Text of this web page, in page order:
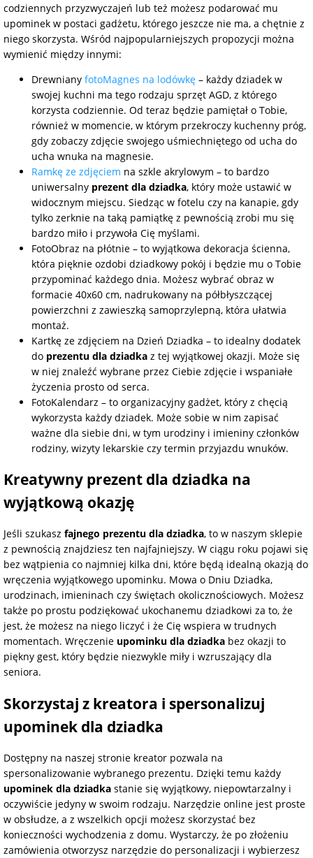
codziennych przyzwyczajeń lub też możesz podarować mu
upominek w postaci gadżetu, którego jeszcze nie ma, a chętnie z
niego skorzysta. Wśród najpopularniejszych propozycji można
wymienić między innymi:
Drewniany fotoMagnes na lodówkę – każdy dziadek w
swojej kuchni ma tego rodzaju sprzęt AGD, z którego
korzysta codziennie. Od teraz będzie pamiętał o Tobie,
również w momencie, w którym przekroczy kuchenny próg,
gdy zobaczy zdjęcie swojego uśmiechniętego od ucha do
ucha wnuka na magnesie.
Ramkę ze zdjęciem na szkle akrylowym – to bardzo
uniwersalny prezent dla dziadka, który może ustawić w
widocznym miejscu. Siedząc w fotelu czy na kanapie, gdy
tylko zerknie na taką pamiątkę z pewnością zrobi mu się
bardzo miło i przywoła Cię myślami.
FotoObraz na płótnie – to wyjątkowa dekoracja ścienna,
która pięknie ozdobi dziadkowy pokój i będzie mu o Tobie
przypominać każdego dnia. Możesz wybrać obraz w
formacie 40x60 cm, nadrukowany na półbłyszczącej
powierzchni z zawieszką samoprzylepną, która ułatwia
montaż.
Kartkę ze zdjęciem na Dzień Dziadka – to idealny dodatek
do prezentu dla dziadka z tej wyjątkowej okazji. Może się
w niej znaleźć wybrane przez Ciebie zdjęcie i wspaniałe
życzenia prosto od serca.
FotoKalendarz – to organizacyjny gadżet, który z chęcią
wykorzysta każdy dziadek. Może sobie w nim zapisać
ważne dla siebie dni, w tym urodziny i imieniny członków
rodziny, wizyty lekarskie czy termin przyjazdu wnuków.
Kreatywny prezent dla dziadka na
wyjątkową okazję
Jeśli szukasz fajnego prezentu dla dziadka, to w naszym sklepie
z pewnością znajdziesz ten najfajniejszy. W ciągu roku pojawi się
bez wątpienia co najmniej kilka dni, które będą idealną okazją do
wręczenia wyjątkowego upominku. Mowa o Dniu Dziadka,
urodzinach, imieninach czy świętach okolicznościowych. Możesz
także po prostu podziękować ukochanemu dziadkowi za to, że
jest, że możesz na niego liczyć i że Cię wspiera w trudnych
momentach. Wręczenie upominku dla dziadka bez okazji to
piękny gest, który będzie niezwykle miły i wzruszający dla
seniora.
Skorzystaj z kreatora i spersonalizuj
upominek dla dziadka
Dostępny na naszej stronie kreator pozwala na
spersonalizowanie wybranego prezentu. Dzięki temu każdy
upominek dla dziadka stanie się wyjątkowy, niepowtarzalny i
oczywiście jedyny w swoim rodzaju. Narzędzie online jest proste
w obsłudze, a z wszelkich opcji możesz skorzystać bez
konieczności wychodzenia z domu. Wystarczy, że po złożeniu
zamówienia otworzysz narzędzie do personalizacji i wybierzesz